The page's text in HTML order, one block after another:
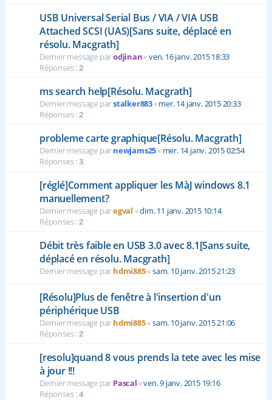
USB Universal Serial Bus / VIA / VIA USB
Attached SCSI (UAS)[Sans suite, déplacé en
résolu. Macgrath]
Dernier message parodjinan«ven. 16 janv. 2015 18:33
Réponses :2
ms search help[Résolu. Macgrath]
Dernier message parstalker883«mer. 14 janv. 2015 20:33
Réponses :2
probleme carte graphique[Résolu. Macgrath]
Dernier message par newjams25« mer. 14 janv. 2015 02:54
Réponses :3
[réglé]Comment appliquer les MàJ windows 8.1
manuellement?
Dernier message paregval «dim. 11 janv. 2015 10:14
Réponses :2
Débit très faible en USB 3.0 avec 8.1[Sans suite,
déplacé en résolu. Macgrath]
Dernier message par hdmi885«sam. 10 janv. 2015 21:23
[Résolu]Plus de fenêtre à l'insertion d'un
périphérique USB
Dernier message par hdmi885«sam. 10 janv. 2015 21:06
Réponses :2
[resolu]quand 8 vous prends la tete avec les mise
à jour !!!
Dernier message par Pascal«ven. 9 janv. 2015 19:16
Réponses :4